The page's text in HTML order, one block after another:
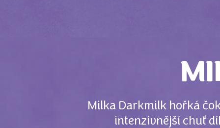
Milka Darkmilk hořká
intenzivnější chuť